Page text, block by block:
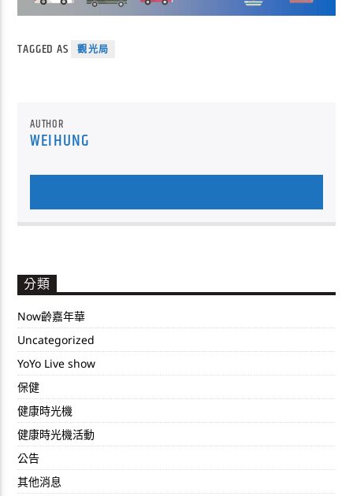
TAGGED AS 觀光局
AUTHOR
WEIHUNG
分類
Now齡嘉年華
Uncategorized
YoYo Live show
保健
健康時光機
健康時光機活動
公告
其他消息